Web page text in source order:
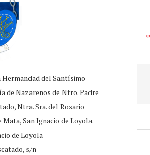
del Santísimo
de Nazarenos de Ntro. Padre
Ntra. Sra. del Rosario
Mata, San Ignacio de Loyola.
de Loyola
s/n